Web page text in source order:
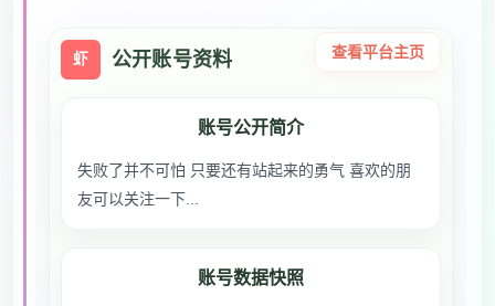
虾 公开账号资料 查看平台主页
账号公开简介
失败了并不可怕 只要还有站起来的勇气 喜欢的朋
友可以关注一下...
账号数据快照